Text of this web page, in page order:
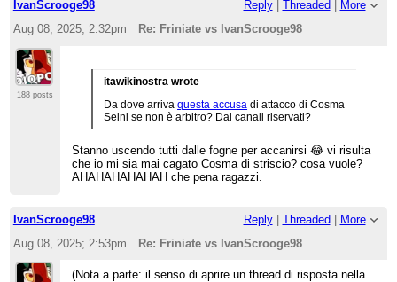
tempo e ne saranno tutti contenti.
IvanScrooge98 Reply| Threaded
More
Aug 08, 2025; 2:32pm
Re: Friniate vs IvanScrooge98
188 posts
itawikinostra wrote
Da dove arrivaquesta accusa di attacco di Cosma
Seini se non è arbitro? Dai canali riservati?
Stanno uscendo tutti dalle fogne per accanirsi 😂 vi risulta
che io mi sia mai cagato Cosma di striscio? cosa vuole?
AHAHAHAHAHAH che pena ragazzi.
IvanScrooge98 Reply| Threaded | More
Aug 08, 2025; 2:53pm
Re: Friniate vs IvanScrooge98
(Nota a parte: il senso di aprire un thread di risposta nella